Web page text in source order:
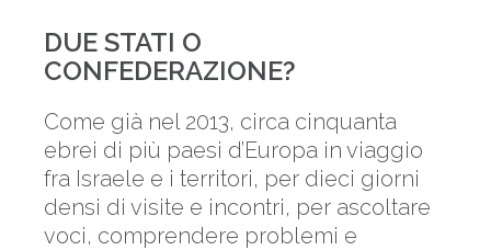
DUE STATI O
CONFEDERAZIONE?
Come già nel 2013, circa cinquanta
ebrei di più paesi d’Europa in viaggio
fra Israele e i territori, per dieci giorni
densi di visite e incontri, per ascoltare
voci, comprendere problemi e